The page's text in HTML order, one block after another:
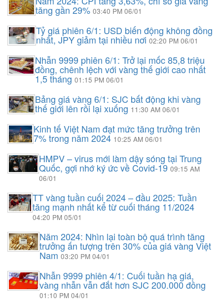
tăng gần 29% 03:40 PM 06/01
Tỷ giá phiên 6/1: USD biến động không đồng
nhất, JPY giảm tại nhiều nơi02:20 PM 06/01
Nhẫn 9999 phiên 6/1: Trở lại mốc 85,8 triệu
đồng, chênh lệch với vàng thế giới cao nhất
1,5 tháng01:15 PM 06/01
Bảng giá vàng 6/1: SJC bất động khi vàng
thế giới lên rồi lại xuống 11:30 AM 06/01
Kinh tế Việt Nam đạt mức tăng trưởng trên
7% trong năm 2024 10:25 AM 06/01
HMPV – virus mới làm dậy sóng tại Trung
Quốc, gợi nhớ ký ức về Covid-19 09:15 AM
06/01
TT vàng tuần cuối 2024 – đầu 2025: Tuần
tăng mạnh nhất kể từ cuối tháng 11/2024
04:20 PM 05/01
Năm 2024: Nhìn lại toàn bộ quá trình tăng
trưởng ấn tượng trên 30% của giá vàng Việt
Nam 03:20 PM 04/01
Nhẫn 9999 phiên 4/1: Cuối tuần hạ giá,
vàng nhẫn vẫn đắt hơn SJC 200.000 đồng
01:10 PM 04/01